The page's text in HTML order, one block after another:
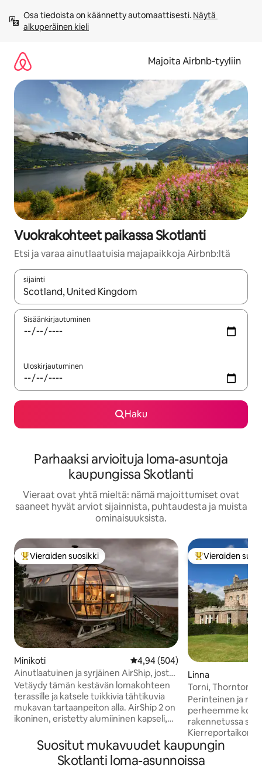
sisältö
väliin
Osa tiedoista on käännetty automaattisesti. Näytä
alkuperäinen kieli
Majoita Airbnb-tyyliin
Vuokrakohteet paikassa Skotlanti
Etsi ja varaa ainutlaatuisia majapaikkoja Airbnb:ltä
sijainti
Kun tulokset ovat saatavilla, navigoi ylös- ja alas-
Sisäänkirjautuminen
Uloskirjautuminen
Haku
Parhaaksi arvioituja loma-asuntoja
kaupungissa Skotlanti
Vieraat ovat yhtä mieltä: nämä majoittumiset ovat
saaneet hyvät arviot sijainnista, puhtaudesta ja muista
ominaisuuksista.
Vieraiden suosikkien parhaimmistoa
Vieraiden suosikki
Minikoti Keskimääräinen arvio 4,94/5,
4,94 (504)
Ainutlaatuinen ja syrjäinen AirShip, josta
on henkeäsalpaavat näkymät ylämaalle
Vetäydy tämän kestävän lomakohteen
terassille ja katsele tuikkivia tähtikuvia
mukavan tartaanpeiton alla. AirShip 2 on
ikoninen, eristetty alumiininen kapseli,
Kapselin sudenkorentoikkunoista on
näkymät Sound of Mullille. Airship002 on
mukava, erikoinen ja viileä. Se ei
Vieraiden
Vieraiden
Linna
Torni, Thorntonin
Perinteinen ja
perheemme
rakennetussa
Kierreportaikon
tilasi koostuu
makuuhuoneesta
kahdessa
Suositut mukavuudet kaupungin
Skotlanti loma-asunnoissa